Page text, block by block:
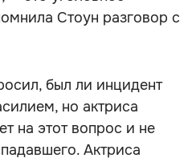
Стоун разговор с
был ли инцидент
но актриса
на этот вопрос и не
Актриса